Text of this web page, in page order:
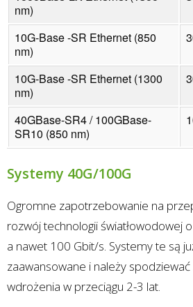
nm)
10G-Base -SR Ethernet (850
nm)
10G-Base -SR Ethernet (1300
nm)
40GBase-SR4 / 100GBase-
SR10 (850 nm)
Systemy 40G/100G
Ogromne zapotrzebowanie na
rozwój technologii światłowodowej
a nawet 100 Gbit/s. Systemy te są
zaawansowane i należy
wdrożenia w przeciągu 2-3 lat.